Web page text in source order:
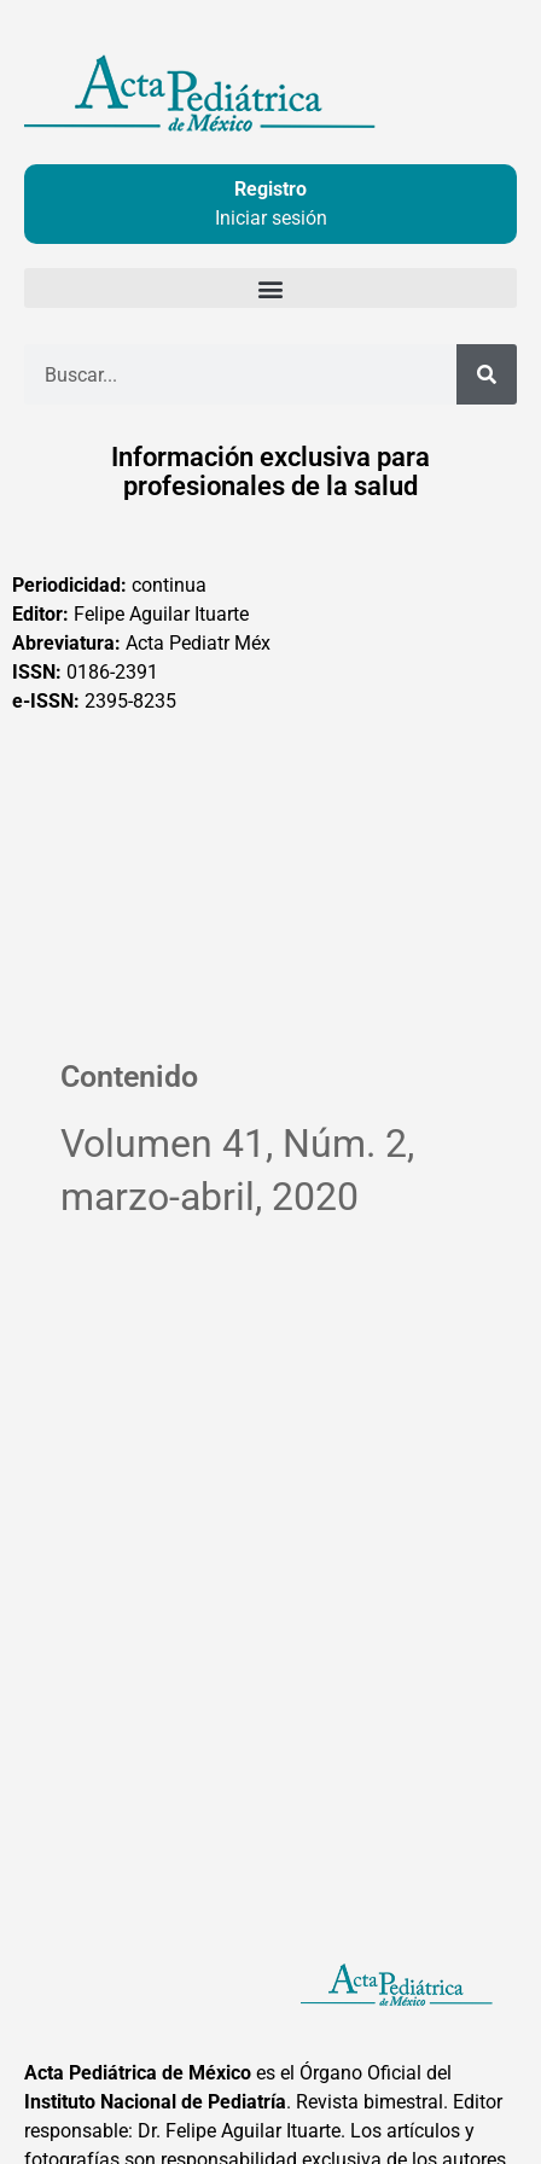
contenido
Registro
Iniciar sesión
Información exclusiva para
profesionales de la salud
Periodicidad: continua
Editor: Felipe Aguilar Ituarte
Abreviatura: Acta Pediatr Méx
ISSN: 0186-2391
e-ISSN: 2395-8235
Contenido
Volumen 41, Núm. 2,
marzo-abril, 2020
Acta Pediátrica de México es el Órgano Oficial del
Instituto Nacional de Pediatría. Revista bimestral. Editor
responsable: Dr. Felipe Aguilar Ituarte. Los artículos y
fotografías son responsabilidad exclusiva de los autores.